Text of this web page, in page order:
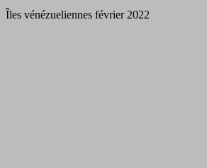
Îles vénézueliennes février 2022